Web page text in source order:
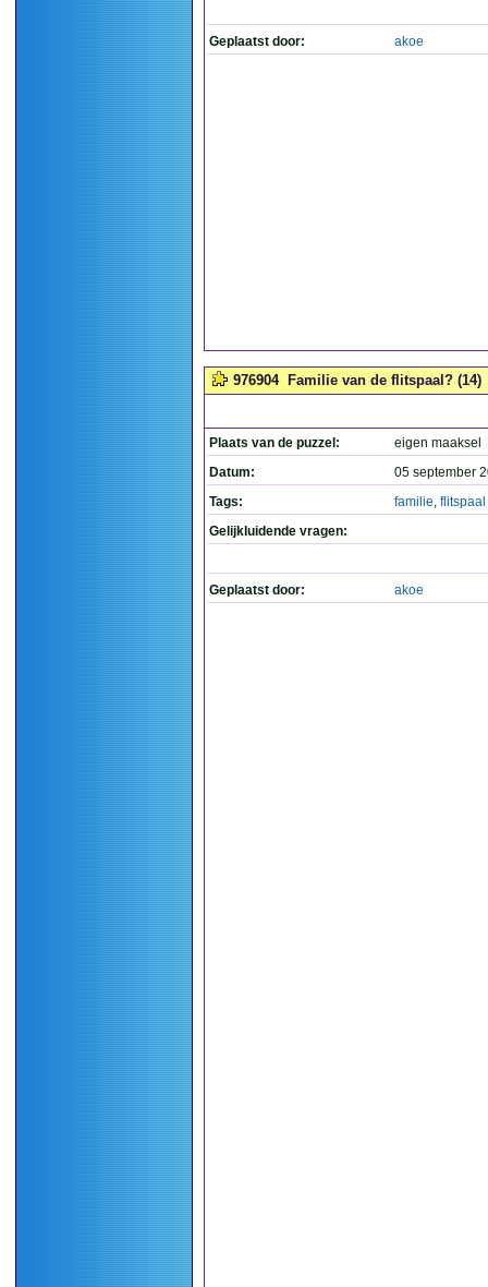
Geplaatst door: akoe
976904 Familie van de flitspaal? (14)
Plaats van de puzzel:
eigen maaksel
Datum:
05 september
Tags:
familie, flitspaal
Gelijkluidende vragen:
Geplaatst door: akoe